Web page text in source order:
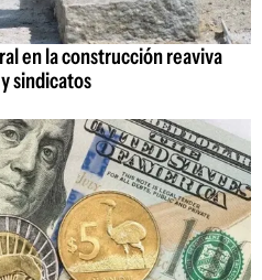
en la construcción reaviva
sindicatos